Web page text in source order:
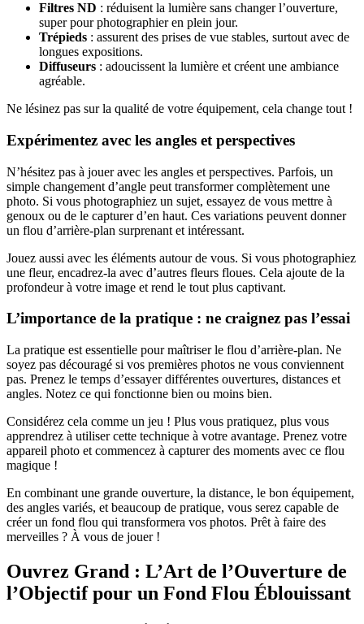
Filtres ND : réduisent la lumière sans changer l’ouverture,
super pour photographier en plein jour.
Trépieds : assurent des prises de vue stables, surtout avec de
longues expositions.
Diffuseurs : adoucissent la lumière et créent une ambiance
agréable.
Ne lésinez pas sur la qualité de votre équipement, cela change tout !
Expérimentez avec les angles et perspectives
N’hésitez pas à jouer avec les angles et perspectives. Parfois, un
simple changement d’angle peut transformer complètement une
photo. Si vous photographiez un sujet, essayez de vous mettre à
genoux ou de le capturer d’en haut. Ces variations peuvent donner
un flou d’arrière-plan surprenant et intéressant.
Jouez aussi avec les éléments autour de vous. Si vous photographiez
une fleur, encadrez-la avec d’autres fleurs floues. Cela ajoute de la
profondeur à votre image et rend le tout plus captivant.
L’importance de la pratique : ne craignez pas l’essai
La pratique est essentielle pour maîtriser le flou d’arrière-plan. Ne
soyez pas découragé si vos premières photos ne vous conviennent
pas. Prenez le temps d’essayer différentes ouvertures, distances et
angles. Notez ce qui fonctionne bien ou moins bien.
Considérez cela comme un jeu ! Plus vous pratiquez, plus vous
apprendrez à utiliser cette technique à votre avantage. Prenez votre
appareil photo et commencez à capturer des moments avec ce flou
magique !
En combinant une grande ouverture, la distance, le bon équipement,
des angles variés, et beaucoup de pratique, vous serez capable de
créer un fond flou qui transformera vos photos. Prêt à faire des
merveilles ? À vous de jouer !
Ouvrez Grand : L’Art de l’Ouverture de
l’Objectif pour un Fond Flou Éblouissant